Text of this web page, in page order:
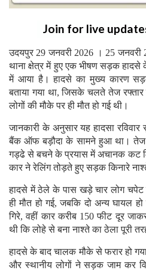
Join for live
उदयपुर 29 जनवरी 2026 । 25 जनवरी
थाना क्षेत्र में हुए एक भीषण सड़क
में आया है। हादसे का मुख्य कारण
बताया गया था, जिसके चलते तेज रफ्तार
लोगों की मौके पर ही मौत हो गई थी।
जानकारी के अनुसार यह हादसा
बैंक ऑफ बड़ौदा के सामने हुआ था। तेज
गड्ढे से बचने के प्रयास में अचानक कट
कार ने रेलिंग तोड़ते हुए सड़क किनारे
हादसे में ठेले के पास खड़े चार लोग
ही मौत हो गई, जबकि दो अन्य घायल
गिरे, वहीं कार करीब 150 फीट दूर
थी कि लोहे से बना नाश्ते का ठेला पूरी
हादसे के बाद चालक मौके से फरार हो
और स्थानीय लोगों ने सड़क जाम कर